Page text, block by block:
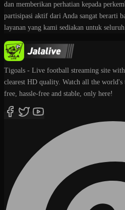
dan memberikan perhatian kepada
partisipasi aktif dari Anda sangat berarti
layanan yang kami sediakan untuk
Tigoals - Live football streaming site with
clearest HD quality. Watch all the world's
free, hassle-free and stable, only here!